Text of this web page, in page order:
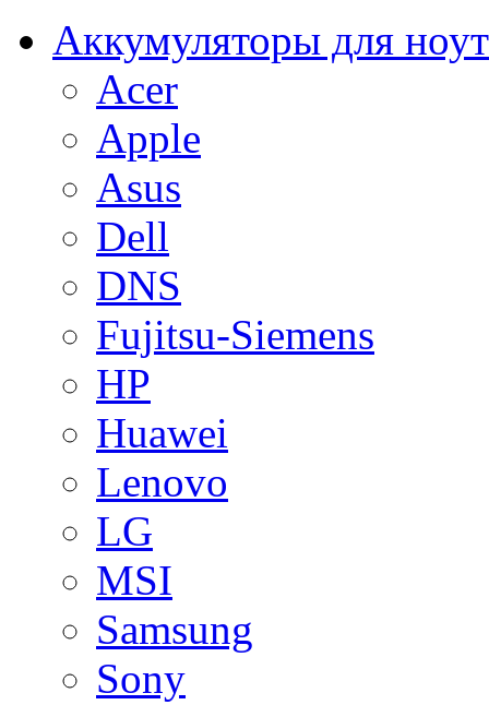
Аккумуляторы для
Acer
Apple
Asus
Dell
DNS
Fujitsu-Siemens
HP
Huawei
Lenovo
LG
MSI
Samsung
Sony